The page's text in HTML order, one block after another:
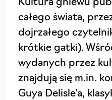
Kultura gniewu
całego świata,
dojrzałego
krótkie gatki).
wydanych przez
znajdują się m.in.
Guya Delisle'a,